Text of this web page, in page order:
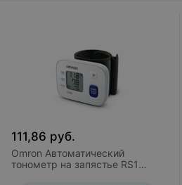
111,86 руб.
Omron Автоматический
тонометр на запястье RS1